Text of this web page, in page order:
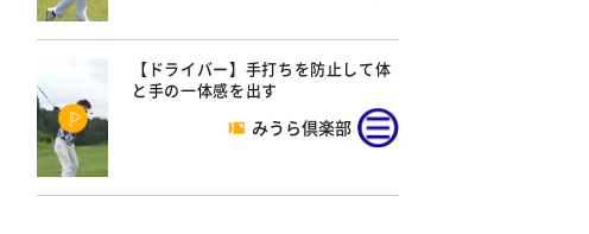
【ドライバー】手打ちを防止して体
と手の一体感を出す
みうら倶楽部